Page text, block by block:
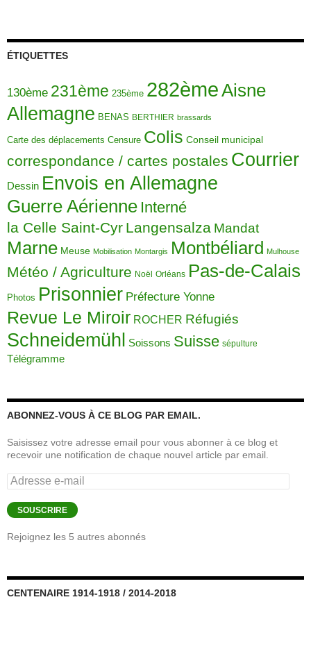
ÉTIQUETTES
130ème 231ème 235ème 282èmeAisne
Allemagne BENAS BERTHIER brassards
Carte des déplacements Censure Colis Conseil municipal
correspondance / cartes postales Courrier
Dessin Envois en Allemagne
Guerre Aérienne Interné
la Celle Saint-Cyr Langensalza Mandat
Marne Meuse Mobilisation Montargis Montbéliard Mulhouse
Météo / Agriculture Noël Orléans Pas-de-Calais
Photos Prisonnier Préfecture Yonne
Revue Le Miroir ROCHER Réfugiés
Schneidemühl Soissons Suisse sépulture
Télégramme
ABONNEZ-VOUS À CE BLOG PAR EMAIL.
Saisissez votre adresse email pour vous abonner à ce blog et
recevoir une notification de chaque nouvel article par email.
Adresse
e-
mail
SOUSCRIRE
Rejoignez les 5 autres abonnés
CENTENAIRE 1914-1918 / 2014-2018